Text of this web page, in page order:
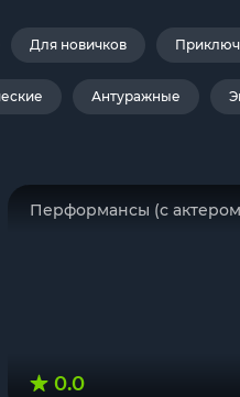
Для новичков
Антуражные
Перформансы (с
0.0